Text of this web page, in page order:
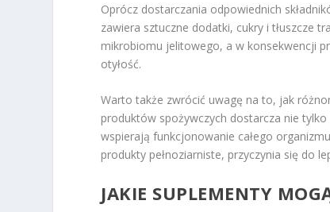
Oprócz dostarczania odpowiednich
zawiera sztuczne dodatki, cukry i tłuszcze
mikrobiomu jelitowego, a w konsekwencji
otyłość.
Warto także zwrócić uwagę na to, jak
produktów spożywczych dostarcza nie
wspierają funkcjonowanie całego
produkty pełnoziarniste, przyczynia się do
JAKIE SUPLEMENTY